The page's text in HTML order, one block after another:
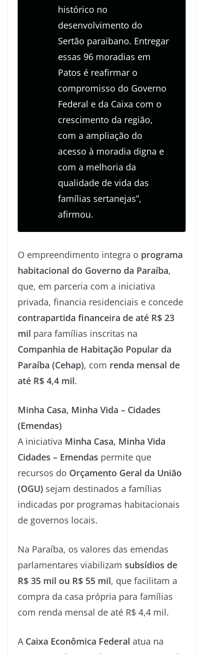
histórico no
desenvolvimento do
Sertão paraibano. Entregar
essas 96 moradias em
Patos é reafirmar o
compromisso do Governo
Federal e da Caixa com o
crescimento da região,
com a ampliação do
acesso à moradia digna e
com a melhoria da
qualidade de vida das
famílias sertanejas”,
afirmou.
O empreendimento integra o programa
habitacional do Governo da Paraíba,
que, em parceria com a iniciativa
privada, financia residenciais e concede
contrapartida financeira de até R$ 23
mil para famílias inscritas na
Companhia de Habitação Popular da
Paraíba (Cehap), com renda mensal de
até R$ 4,4 mil.
Minha Casa, Minha Vida – Cidades
(Emendas)
A iniciativa Minha Casa, Minha Vida
Cidades – Emendas permite que
recursos do Orçamento Geral da União
(OGU) sejam destinados a famílias
indicadas por programas habitacionais
de governos locais.
Na Paraíba, os valores das emendas
parlamentares viabilizam subsídios de
R$ 35 mil ou R$ 55 mil, que facilitam a
compra da casa própria para famílias
com renda mensal de até R$ 4,4 mil.
A Caixa Econômica Federal atua na